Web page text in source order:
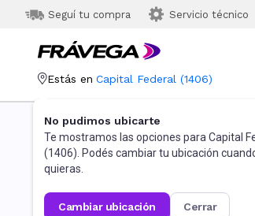
Seguí tu compra Servicio técnico
Estás en Capital Federal (1406)
No pudimos ubicarte
Te mostramos las opciones para Capital
(1406). Podés cambiar tu ubicación
quieras.
cambiar ubicación cerrar